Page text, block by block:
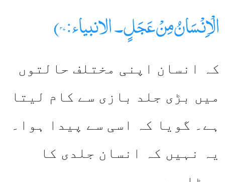
الْاِنْسَانُ مِنْ عَجَلٍ۔ الانبیاء:۳۷)
کہ انسان اپنی مختلف حالتوں
میں بڑی جلد بازی سے کام لیتا
ہے۔ گویا کہ اسی سے پیدا ہوا۔
یہ نہیں کہ انسان جلدی کا